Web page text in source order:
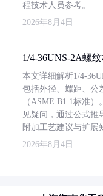
程技术人员参考。
2026年8月4日
1/4-36UNS-2A螺
本文详细解析1/4-
包括外径、螺距、公
（ASME B1.1标准
见疑问，通过公式推
附加工艺建议与扩展
2026年8月4日